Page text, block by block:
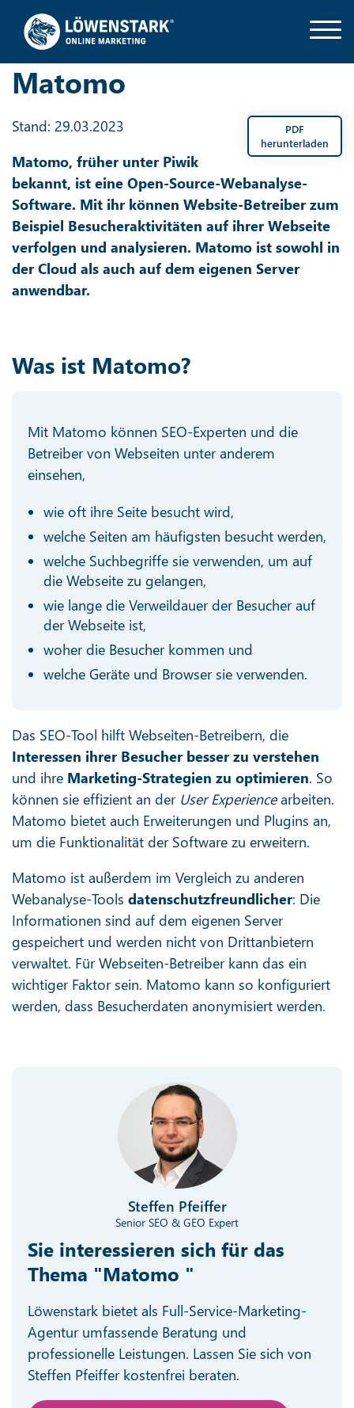
Matomo
PDF
herunterladen
Stand: 29.03.2023
Matomo, früher unter Piwik
bekannt, ist eine Open-Source-Webanalyse-
Software. Mit ihr können Website-Betreiber zum
Beispiel Besucheraktivitäten auf ihrer Webseite
verfolgen und analysieren. Matomo ist sowohl in
der Cloud als auch auf dem eigenen Server
anwendbar.
Was ist Matomo?
Mit Matomo können SEO-Experten und die
Betreiber von Webseiten unter anderem
einsehen,
wie oft ihre Seite besucht wird,
welche Seiten am häufigsten besucht werden,
welche Suchbegriffe sie verwenden, um auf
die Webseite zu gelangen,
wie lange die Verweildauer der Besucher auf
der Webseite ist,
woher die Besucher kommen und
welche Geräte und Browser sie verwenden.
Das SEO-Tool hilft Webseiten-Betreibern, die
Interessen ihrer Besucher besser zu verstehen
und ihre Marketing-Strategien zu optimieren. So
können sie effizient an der User Experiencearbeiten.
Matomo bietet auch Erweiterungen und Plugins an,
um die Funktionalität der Software zu erweitern.
Matomo ist außerdem im Vergleich zu anderen
Webanalyse-Tools datenschutzfreundlicher: Die
Informationen sind auf dem eigenen Server
gespeichert und werden nicht von Drittanbietern
verwaltet. Für Webseiten-Betreiber kann das ein
wichtiger Faktor sein. Matomo kann so konfiguriert
werden, dass Besucherdaten anonymisiert werden.
Steffen Pfeiffer
Senior SEO & GEO Expert
Sie interessieren sich für das
Thema "Matomo "
Löwenstark bietet als Full-Service-Marketing-
Agentur umfassende Beratung und
professionelle Leistungen. Lassen Sie sich von
Steffen Pfeiffer kostenfrei beraten.